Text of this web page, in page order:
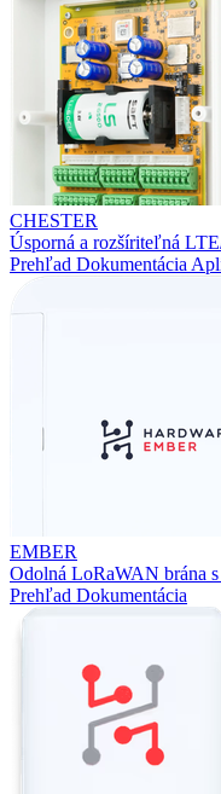
CHESTER
Úsporná a rozšíriteľná
Prehľad Dokumentácia
EMBER
Odolná LoRaWAN brána
Prehľad Dokumentácia